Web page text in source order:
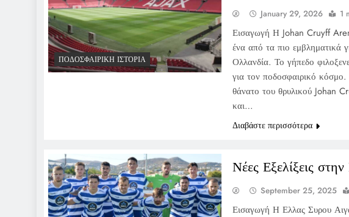
ΠΟΔΟΣΦΑΙΡΙΚΉ ΙΣΤΟΡΊΑ
January 29, 2026 1
Εισαγωγή Η Johan Cruyff
ένα από τα πιο εμβληματικά
Ολλανδία. Το γήπεδο
για τον ποδοσφαιρικό
θάνατο του θρυλικού Johan
και…
Διαβάστε περισσότερα
Νέες Εξελίξεις
September 25, 2025
Εισαγωγή Η Ελλας Συρου